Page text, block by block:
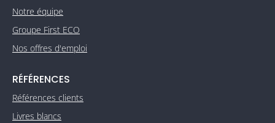
Notre équipe
Groupe First ECO
Nos offres d'emploi
RÉFÉRENCES
Références clients
Livres blancs